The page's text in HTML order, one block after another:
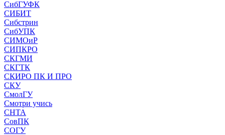
СибГУФК
СИБИТ
Сибстрин
СибУПК
СИМОиР
СИПКРО
СКГМИ
СКГТК
СКИРО ПК И ПРО
СКУ
СмолГУ
Смотри учись
СНТА
СовПК
СОГУ